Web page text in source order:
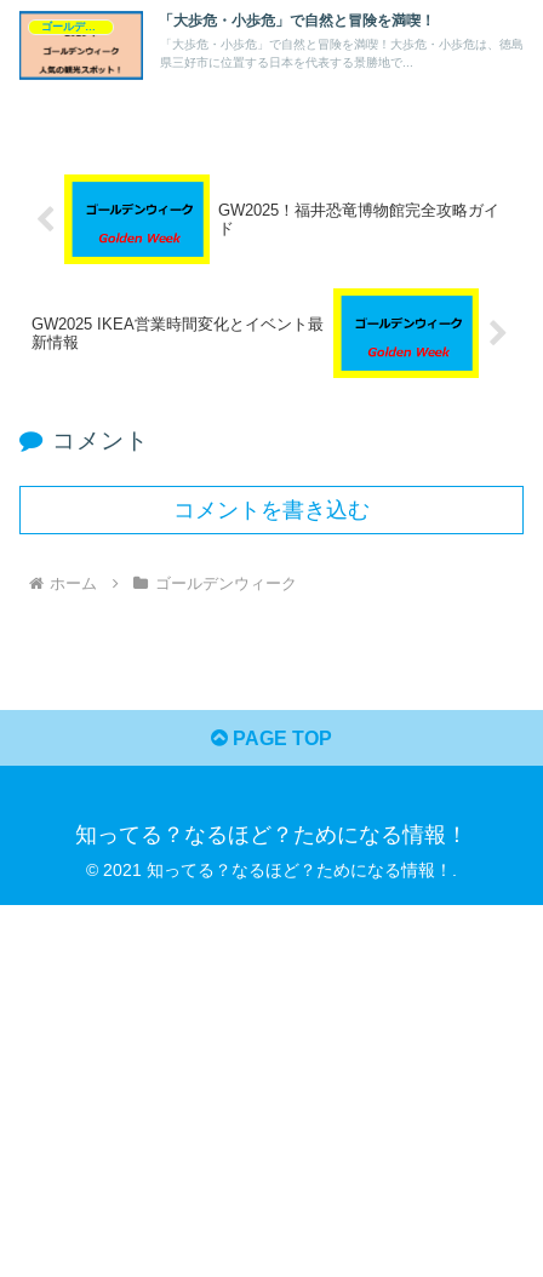
ゴールデンウィーク 「大歩危・小歩危」で自然と冒険を満喫！
「大歩危・小歩危」で自然と冒険を満喫！大歩危・小歩危は、徳島
県三好市に位置する日本を代表する景勝地で...
GW2025！福井恐竜博物館完全攻略ガイ
ド
GW2025 IKEA営業時間変化とイベント最
新情報
コメント
コメントを書き込む
ホーム ゴールデンウィーク
PAGE TOP
知ってる？なるほど？ためになる情報！
© 2021 知ってる？なるほど？ためになる情報！.